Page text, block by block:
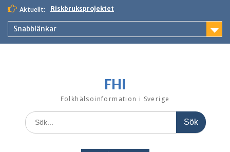
Skip
content
Aktuellt: Riskbruksprojektet
Snabblänkar
FHI
Folkhälsoinformation i Sverige
Search
for: